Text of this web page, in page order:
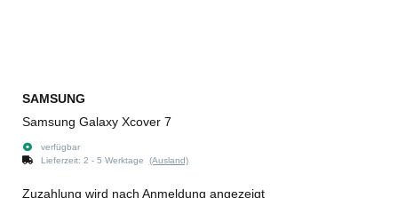
SAMSUNG
Samsung Galaxy Xcover 7
verfügbar
Lieferzeit: 2 - 5 Werktage (Ausland)
Zuzahlung wird nach Anmeldung angezeigt